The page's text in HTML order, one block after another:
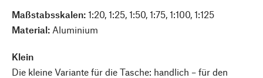
Maßstabsskalen: 1:20, 1:25, 1:50, 1:75, 1:100, 1:125
Material: Aluminium
Klein
Die kleine Variante für die Tasche: handlich – für den